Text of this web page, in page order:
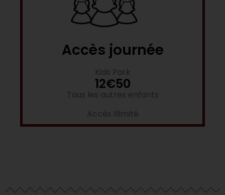
Accès journée
Kids Park
12€50
Tous les autres enfants
Accès illimité